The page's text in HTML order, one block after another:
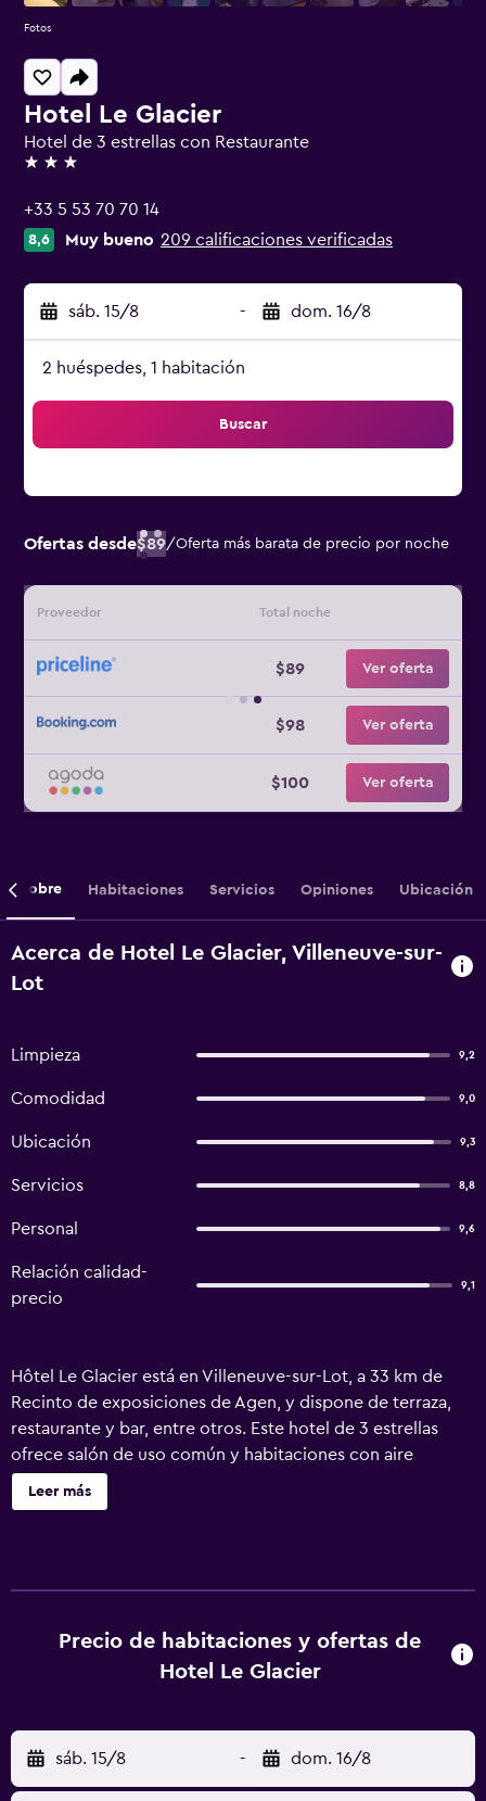
Hotel Le Glacier
Hotel de 3 estrellas con Restaurante
3 estrellas
+33 5 53 70 70 14
8,6 Muy bueno 209 calificaciones verificadas
sáb. 15/8 - dom. 16/8
2 huéspedes, 1 habitación
Buscar
Ofertas desde$89/Oferta más barata de precio por noche
Proveedor Total noche
$89 Ver oferta
$98 Ver oferta
$100 Ver oferta
Fotos
Sobre Habitaciones Servicios Opiniones Ubicación
Acerca de Hotel Le Glacier, Villeneuve-sur-
Lot
Limpieza 9,2
Comodidad 9,0
Ubicación 9,3
Servicios 8,8
Personal 9,6
Relación calidad-
precio
9,1
Hôtel Le Glacier está en Villeneuve-sur-Lot, a 33 km de
Recinto de exposiciones de Agen, y dispone de terraza,
restaurante y bar, entre otros. Este hotel de 3 estrellas
ofrece salón de uso común y habitaciones con aire
acondicionado, wifi gratis y baño privado. El alojamiento
ofrece instalaciones para banquetes y reuniones y ocio
continental. Walibi Sud-Ouest está a 34 km del
alojamiento, y Estadio Armandie está a 31 km. El
Leer más
Precio de habitaciones y ofertas de
Hotel Le Glacier
sáb. 15/8 - dom. 16/8